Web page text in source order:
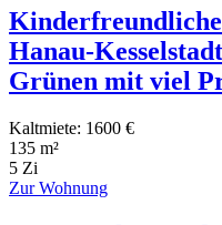
Hanau-
Grünen mit viel
Kaltmiete: 1600 €
135 m²
5 Zi
Zur Wohnung